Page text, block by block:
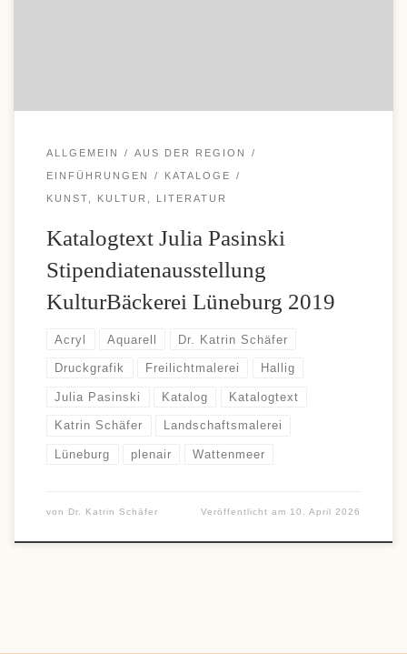
ALLGEMEIN AUS DER REGION
EINFÜHRUNGEN KATALOGE
KUNST, KULTUR, LITERATUR
Katalogtext Julia Pasinski
Stipendiatenausstellung
KulturBäckerei Lüneburg 2019
Acryl Aquarell Dr. Katrin Schäfer
Druckgrafik Freilichtmalerei Hallig
Julia Pasinski Katalog Katalogtext
Katrin Schäfer Landschaftsmalerei
Lüneburg plenair Wattenmeer
von Dr. Katrin Schäfer Veröffentlicht am 10. April 2026